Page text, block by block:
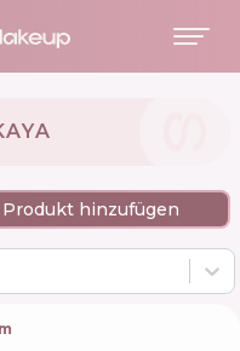
🇵🇱
Produkt hinzufügen